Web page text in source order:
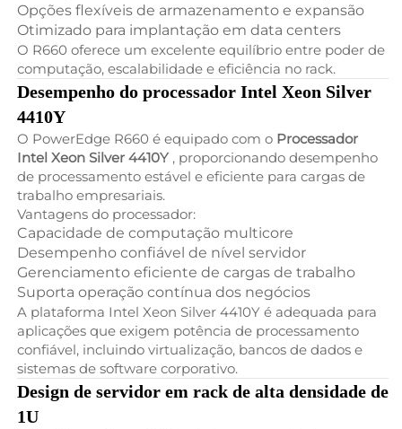
Opções flexíveis de armazenamento e expansão
Otimizado para implantação em data centers
O R660 oferece um excelente equilíbrio entre poder de
computação, escalabilidade e eficiência no rack.
Desempenho do processador Intel Xeon Silver
4410Y
O PowerEdge R660 é equipado com o Processador
Intel Xeon Silver 4410Y , proporcionando desempenho
de processamento estável e eficiente para cargas de
trabalho empresariais.
Vantagens do processador:
Capacidade de computação multicore
Desempenho confiável de nível servidor
Gerenciamento eficiente de cargas de trabalho
Suporta operação contínua dos negócios
A plataforma Intel Xeon Silver 4410Y é adequada para
aplicações que exigem potência de processamento
confiável, incluindo virtualização, bancos de dados e
sistemas de software corporativo.
Design de servidor em rack de alta densidade de
1U